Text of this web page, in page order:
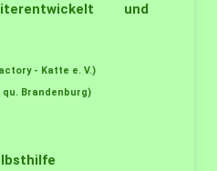
und
- Katte e. V.)
qu. Brandenburg)